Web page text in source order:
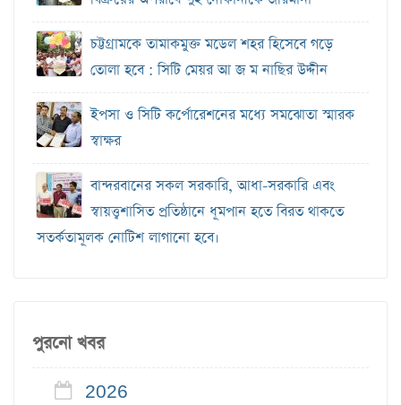
চট্টগ্রামকে তামাকমুক্ত মডেল শহর হিসেবে গড়ে
তোলা হবে : সিটি মেয়র আ জ ম নাছির উদ্দীন
ইপসা ও সিটি কর্পোরেশনের মধ্যে সমঝোতা স্মারক
স্বাক্ষর
বান্দরবানের সকল সরকারি, আধা-সরকারি এবং
স্বায়ত্ত্বশাসিত প্রতিষ্ঠানে ধূমপান হতে বিরত থাকতে
সতর্কতামূলক নোটিশ লাগানো হবে।
পুরনো খবর
2026